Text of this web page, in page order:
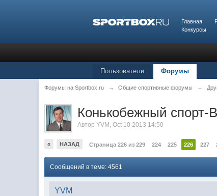
Главная
Конкурсы
Пользователи Форумы
Форумы на Sportbox.ru → Общие спортивные форумы →
Конькобежный спорт-
АвторYVM ,Oct 10 2013 14:50
« НАЗАД Страница 226 из 229 224 225 226 227
Сообщений в теме: 4561
YVM